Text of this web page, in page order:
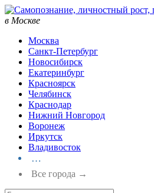
в Москве
Москва
Санкт-Петербург
Новосибирск
Екатеринбург
Красноярск
Челябинск
Краснодар
Нижний Новгород
Воронеж
Иркутск
Владивосток
…
Все города →